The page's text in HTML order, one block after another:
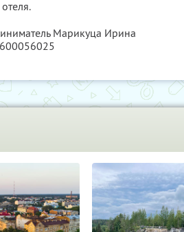
Марикуца Ирина